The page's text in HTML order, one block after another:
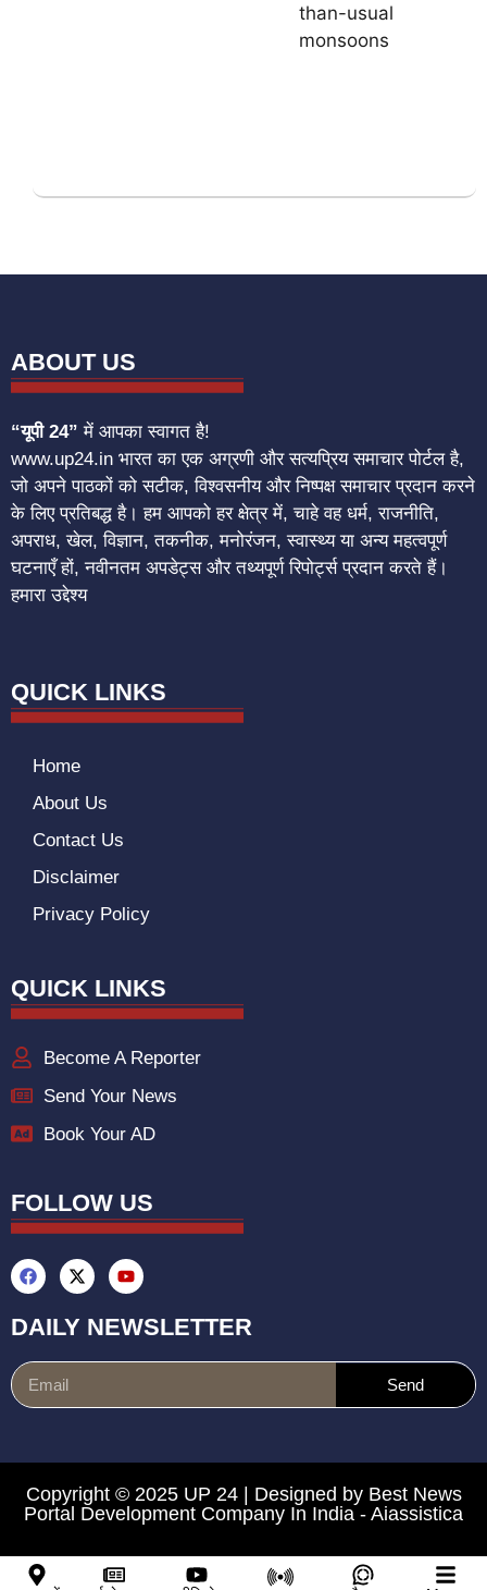
ABOUT US
“यूपी 24” में आपका स्वागत है!
www.up24.in भारत का एक अग्रणी और सत्यप्रिय समाचार पोर्टल है,
जो अपने पाठकों को सटीक, विश्वसनीय और निष्पक्ष समाचार प्रदान करने
के लिए प्रतिबद्ध है। हम आपको हर क्षेत्र में, चाहे वह धर्म, राजनीति,
अपराध, खेल, विज्ञान, तकनीक, मनोरंजन, स्वास्थ्य या अन्य महत्वपूर्ण
घटनाएँ हों, नवीनतम अपडेट्स और तथ्यपूर्ण रिपोर्ट्स प्रदान करते हैं।
हमारा उद्देश्य
QUICK LINKS
Home
About Us
Contact Us
Disclaimer
Privacy Policy
QUICK LINKS
Become A Reporter
Send Your News
Book Your AD
FOLLOW US
DAILY NEWSLETTER
Send
Copyright © 2025 UP 24 | Designed by Best News
Portal Development Company In India - Aiassistica